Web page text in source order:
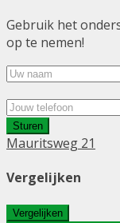
Gebruik het
op te nemen!
Sturen
Mauritsweg 21
Vergelijken
Vergelijken